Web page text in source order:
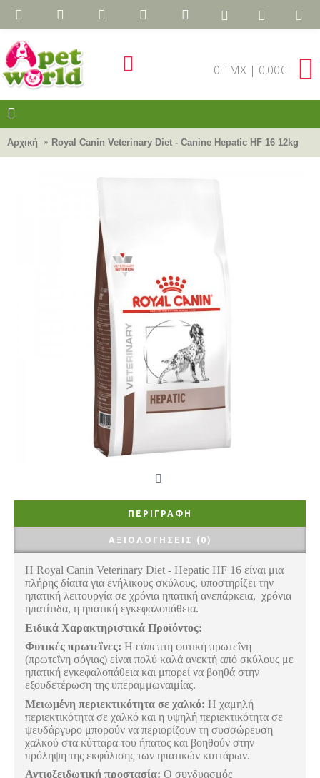
0 TMX | 0,00€
Αρχική Royal Canin Veterinary Diet - Canine Hepatic HF 16 12kg
ΠΕΡΙΓΡΑΦΉ
ΑΞΙΟΛΟΓΉΣΕΙΣ (0)
Η Royal Canin Veterinary Diet - Hepatic HF 16 είναι μια
πλήρης δίαιτα για ενήλικους σκύλους, υποστηρίζει την
ηπατική λειτουργία σε χρόνια ηπατική ανεπάρκεια, χρόνια
ηπατίτιδα, η ηπατική εγκεφαλοπάθεια.
Ειδικά Χαρακτηριστικά Προϊόντος:
Φυτικές πρωτεΐνες: Η εύπεπτη φυτική πρωτεΐνη
(πρωτεΐνη σόγιας) είναι πολύ καλά ανεκτή από σκύλους με
ηπατική εγκεφαλοπάθεια και μπορεί να βοηθά στην
εξουδετέρωση της υπεραμμωναιμίας.
Μειωμένη περιεκτικότητα σε χαλκό: Η χαμηλή
περιεκτικότητα σε χαλκό και η υψηλή περιεκτικότητα σε
ψευδάργυρο μπορούν να περιορίζουν τη συσσώρευση
χαλκού στα κύτταρα του ήπατος και βοηθούν στην
πρόληψη της εκφύλισης των ηπατικών κυττάρων.
Αντιοξειδωτική προστασία: Ο συνδυασμός